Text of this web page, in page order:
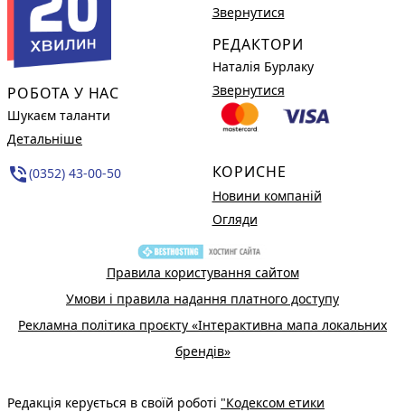
РОБОТА У НАС
Шукаєм таланти
Детальніше
phone_in_talk(0352) 43-00-50
Звернутися
РЕДАКТОРИ
Наталія Бурлаку
Звернутися
КОРИСНЕ
Новини компаній
Огляди
Правила користування сайтом
Умови і правила надання платного доступу
Рекламна політика проєкту «Інтерактивна мапа локальних
брендів»
Редакція керується в своїй роботі "Кодексом етики